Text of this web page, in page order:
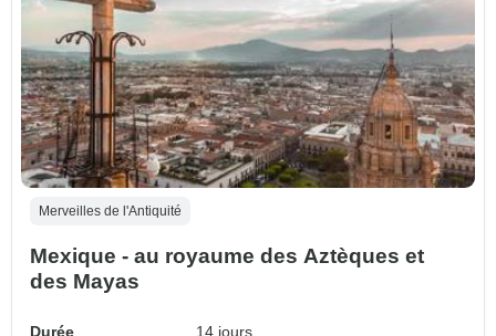
Merveilles de l'Antiquité
Mexique - au royaume des Aztèques et
des Mayas
Durée
14 jours